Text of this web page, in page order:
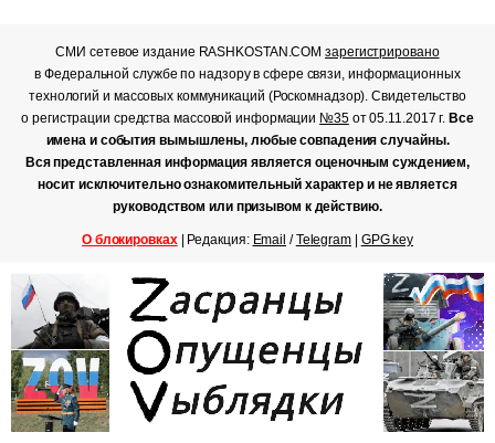
СМИ сетевое издание RASHKOSTAN.COMзарегистрировано
в Федеральной службе по надзору в сфере связи, информационных
технологий и массовых коммуникаций (Роскомнадзор). Свидетельство
о регистрации средства массовой информации №35от 05.11.2017 г. Все
имена и события вымышлены, любые совпадения случайны.
Вся представленная информация является оценочным суждением,
носит исключительно ознакомительный характер и не является
руководством или призывом к действию.
О блокировках| Редакция: Email /Telegram| GPG key